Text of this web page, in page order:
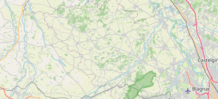
5
Sur les Hauteurs de Saint-Girons
SAINT-GIRONS
Voir
plus